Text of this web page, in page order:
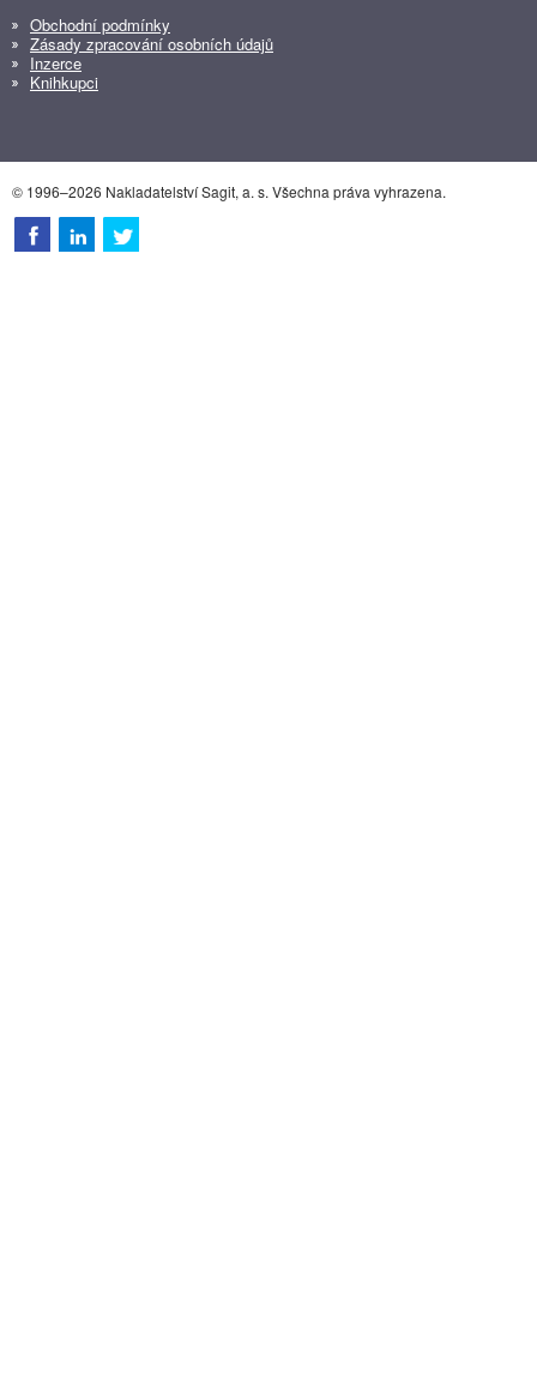
Obchodní podmínky
Zásady zpracování osobních údajů
Inzerce
Knihkupci
© 1996–2026 Nakladatelství Sagit, a. s. Všechna práva vyhrazena.